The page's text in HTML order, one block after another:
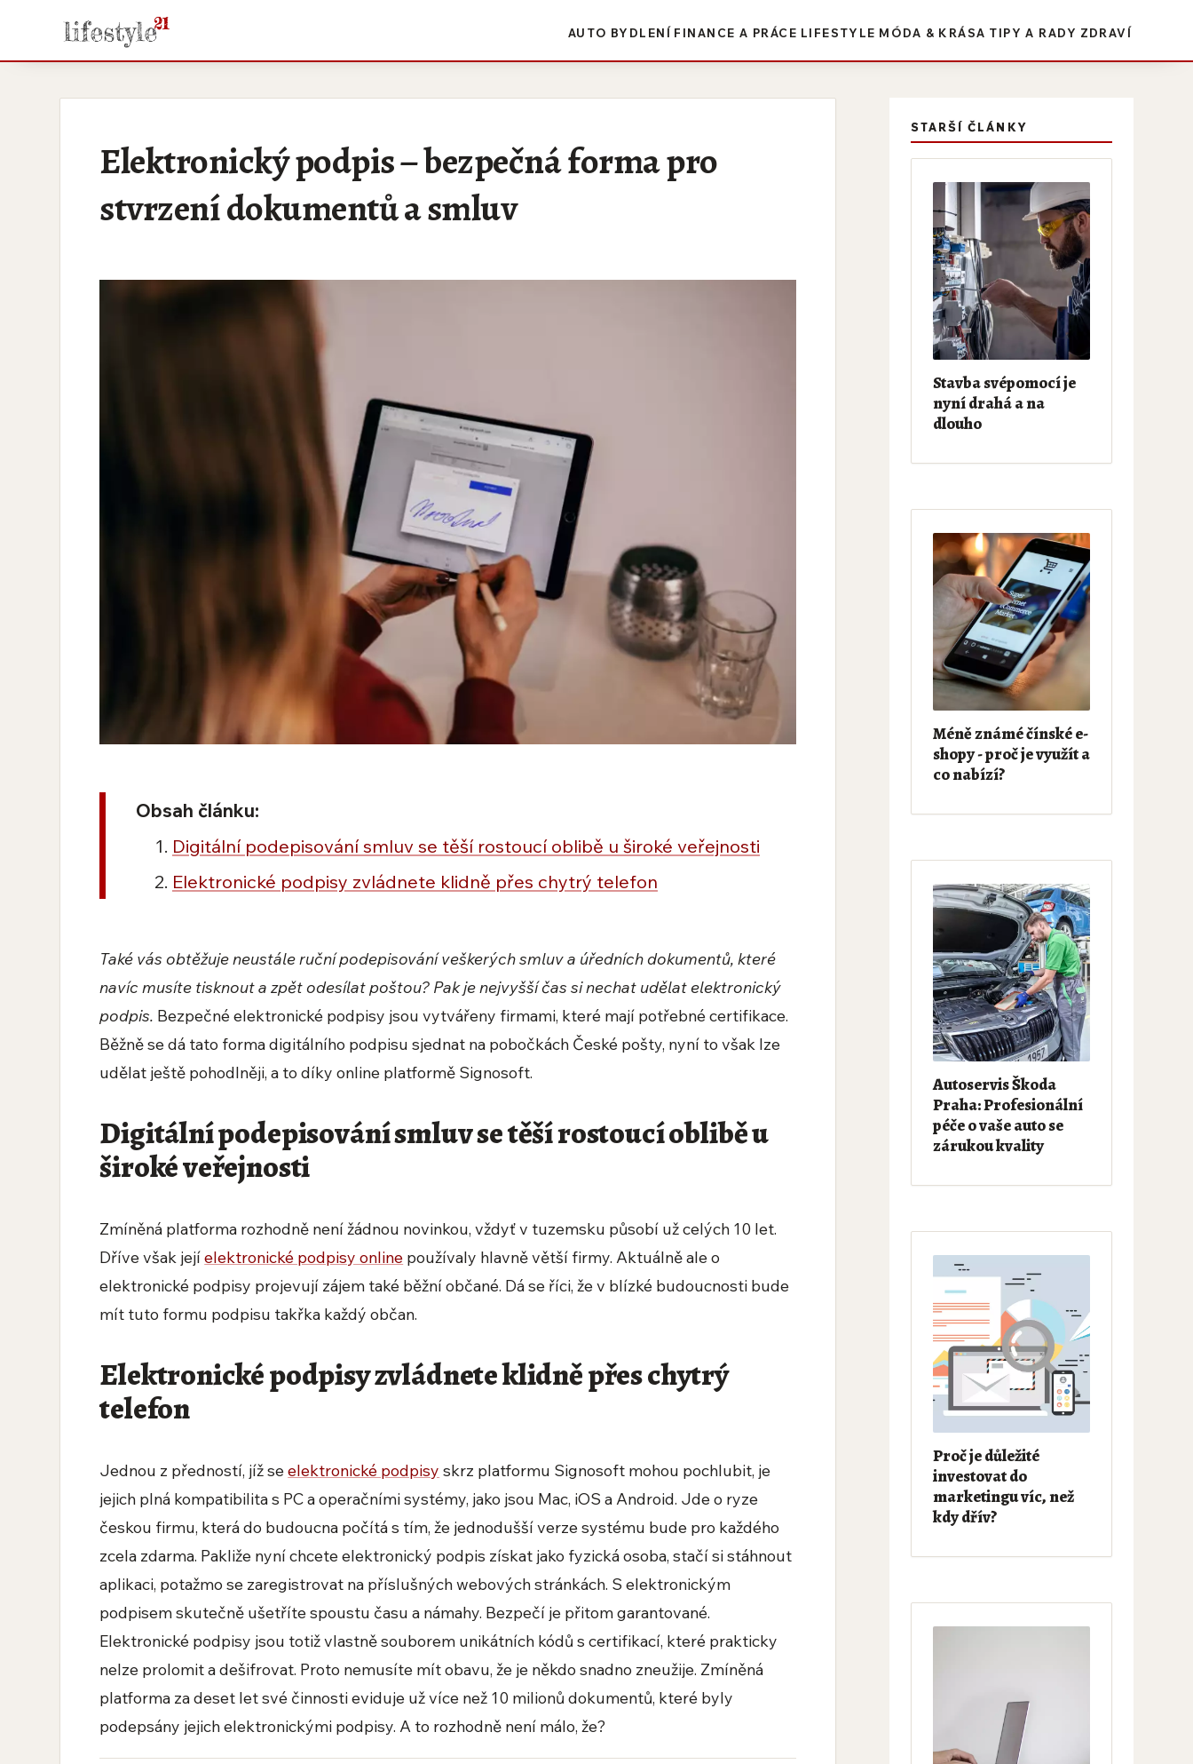
AUTO BYDLENÍ FINANCE A PRÁCE LIFESTYLE MÓDA & KRÁSA TIPY A RADY ZDRAVÍ
Elektronický podpis – bezpečná forma pro
stvrzení dokumentů a smluv
Obsah článku:
Digitální podepisování smluv se těší rostoucí oblibě u široké veřejnosti
Elektronické podpisy zvládnete klidně přes chytrý telefon
Také vás obtěžuje neustále ruční podepisování veškerých smluv a úředních dokumentů, které
navíc musíte tisknout a zpět odesílat poštou? Pak je nejvyšší čas si nechat udělat elektronický
podpis. Bezpečné elektronické podpisy jsou vytvářeny firmami, které mají potřebné certifikace.
Běžně se dá tato forma digitálního podpisu sjednat na pobočkách České pošty, nyní to však lze
udělat ještě pohodlněji, a to díky online platformě Signosoft.
Digitální podepisování smluv se těší rostoucí oblibě u
široké veřejnosti
Zmíněná platforma rozhodně není žádnou novinkou, vždyť v tuzemsku působí už celých 10 let.
Dříve však jejíelektronické podpisy online používaly hlavně větší firmy. Aktuálně ale o
elektronické podpisy projevují zájem také běžní občané. Dá se říci, že v blízké budoucnosti bude
mít tuto formu podpisu takřka každý občan.
Elektronické podpisy zvládnete klidně přes chytrý
telefon
Jednou z předností, jíž seelektronické podpisy skrz platformu Signosoft mohou pochlubit, je
jejich plná kompatibilita s PC a operačními systémy, jako jsou Mac, iOS a Android. Jde o ryze
českou firmu, která do budoucna počítá s tím, že jednodušší verze systému bude pro každého
zcela zdarma. Pakliže nyní chcete elektronický podpis získat jako fyzická osoba, stačí si stáhnout
aplikaci, potažmo se zaregistrovat na příslušných webových stránkách. S elektronickým
podpisem skutečně ušetříte spoustu času a námahy. Bezpečí je přitom garantované.
Elektronické podpisy jsou totiž vlastně souborem unikátních kódů s certifikací, které prakticky
nelze prolomit a dešifrovat. Proto nemusíte mít obavu, že je někdo snadno zneužije. Zmíněná
platforma za deset let své činnosti eviduje už více než 10 milionů dokumentů, které byly
podepsány jejich elektronickými podpisy. A to rozhodně není málo, že?
STARŠÍ ČLÁNKY
Stavba svépomocí je
nyní drahá a na
dlouho
Méně známé čínské e-
shopy - proč je využít a
co nabízí?
Autoservis Škoda
Praha: Profesionální
péče o vaše auto se
zárukou kvality
Proč je důležité
investovat do
marketingu víc, než
kdy dřív?